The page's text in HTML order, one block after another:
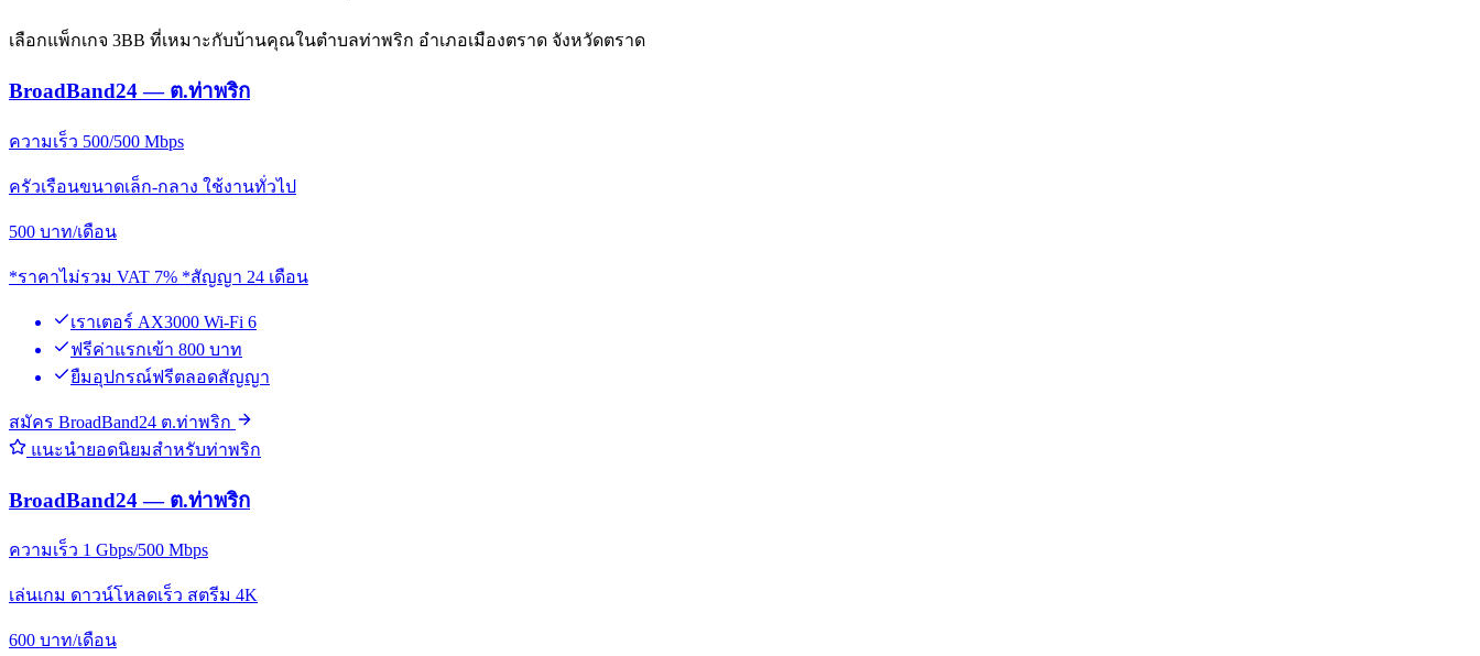
เลือกแพ็กเกจ 3BB ที่เหมาะกับบ้านคุณในตำบลท่าพริก อำเภอเมืองตราด จังหวัดตราด
BroadBand24 — ต.ท่าพริก
ความเร็ว 500/500 Mbps
ครัวเรือนขนาดเล็ก-กลาง ใช้งานทั่วไป
500 บาท/เดือน
*ราคาไม่รวม VAT 7% *สัญญา 24 เดือน
เราเตอร์ AX3000 Wi-Fi 6
ฟรีค่าแรกเข้า 800 บาท
ยืมอุปกรณ์ฟรีตลอดสัญญา
สมัคร BroadBand24 ต.ท่าพริก
แนะนำยอดนิยมสำหรับท่าพริก
BroadBand24 — ต.ท่าพริก
ความเร็ว 1 Gbps/500 Mbps
เล่นเกม ดาวน์โหลดเร็ว สตรีม 4K
600 บาท/เดือน